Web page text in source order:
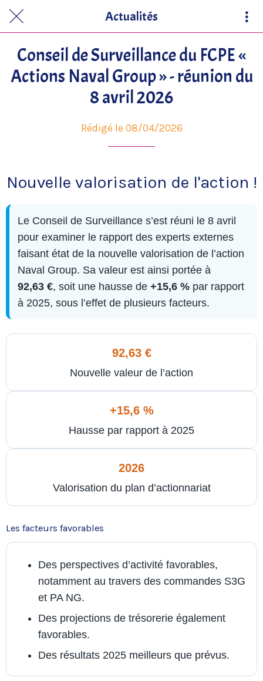
Actualités
Conseil de Surveillance du FCPE «
Actions Naval Group » - réunion du
8 avril 2026
Rédigé le 08/04/2026
Nouvelle valorisation de l'action !
Le Conseil de Surveillance s’est réuni le 8 avril
pour examiner le rapport des experts externes
faisant état de la nouvelle valorisation de l’action
Naval Group. Sa valeur est ainsi portée à
92,63 €, soit une hausse de +15,6 % par rapport
à 2025, sous l’effet de plusieurs facteurs.
92,63 €
Nouvelle valeur de l’action
+15,6 %
Hausse par rapport à 2025
2026
Valorisation du plan d’actionnariat
Les facteurs favorables
Des perspectives d’activité favorables,
notamment au travers des commandes S3G
et PA NG.
Des projections de trésorerie également
favorables.
Des résultats 2025 meilleurs que prévus.